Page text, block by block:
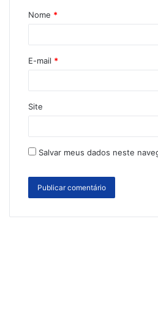
Nome *
E-mail *
Site
Salvar meus dados neste